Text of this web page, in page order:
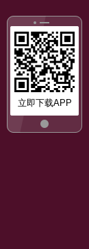
立即下载APP